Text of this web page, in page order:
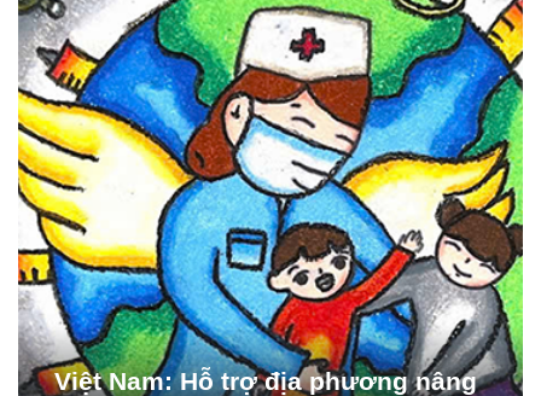
hội_ISDS)
Việt Nam: Hỗ trợ địa phương nâng